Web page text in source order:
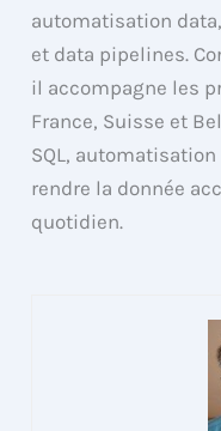
automatisation
et data pipelines.
il accompagne les
France, Suisse et
SQL,
rendre la donnée
quotidien.